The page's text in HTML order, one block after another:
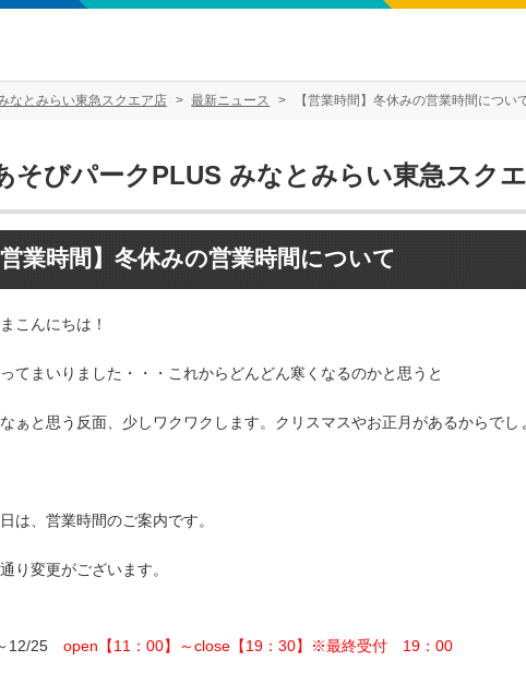
なとみらい東急スクエア店 最新ニュース 【営業時間】冬休みの営業時間につい
そびパークPLUS みなとみらい東急スク
営業時間】冬休みの営業時間について
こんにちは！
てまいりました・・・これからどんどん寒くなるのかと思うと
ぁと思う反面、少しワクワクします。クリスマスやお正月があるからでし
は、営業時間のご案内です。
り変更がございます。
12/25 open【11：00】～close【19：30】※最終受付 19：00